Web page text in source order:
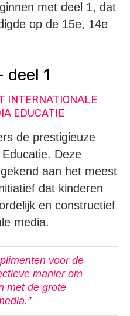
met deel 1, dat
op de 15e, 14e
deel 1
INTERNATIONALE
EDUCATIE
de prestigieuze
Deze
aan het meest
dat kinderen
en constructief
media.
voor de
manier om
met de grote